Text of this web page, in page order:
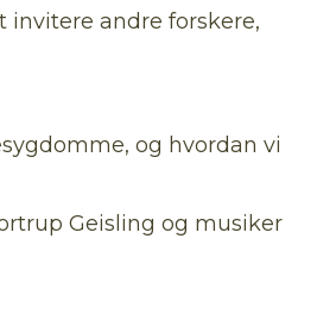
invitere andre forskere,
og hvordan vi
Geisling og musiker